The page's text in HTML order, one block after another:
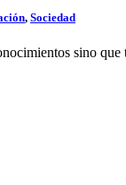
, Sociedad
sino